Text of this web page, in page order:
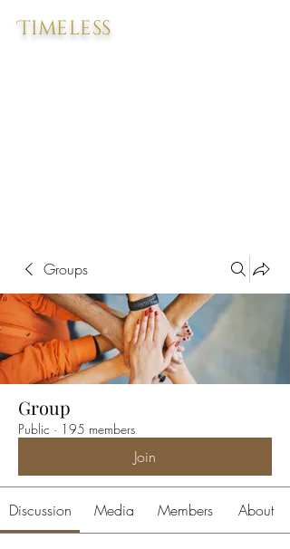
Timeless
Groups
Group
Public · 195 members
Join
Discussion Media Members About